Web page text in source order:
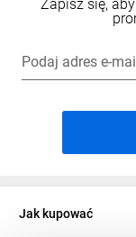
Zapisz się,
Podaj adres e-
Jak kupować